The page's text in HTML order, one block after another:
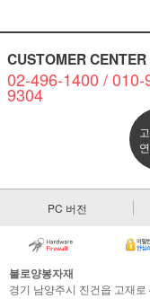
CUSTOMER CENTER
02-496-1400 / 010-
9304
PC 버전
불로양봉자재
경기 남양주시 진건읍 고재